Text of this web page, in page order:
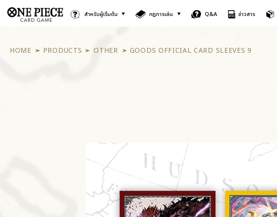
สำหรับผู้เริ่มต้น กฎการเล่น Q&A ข่าวสาร
HOME PRODUCTS OTHER GOODS OFFICIAL CARD SLEEVES 9